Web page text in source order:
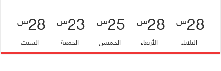
28س
الثلاثاء
28س
الأربعاء
25س
الخميس
23س
الجمعة
28س
السبت